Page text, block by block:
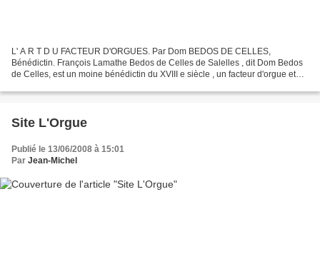
L' A R T D U FACTEUR D'ORGUES. Par Dom BEDOS DE CELLES,
Bénédictin. François Lamathe Bedos de Celles de Salelles , dit Dom Bedos
de Celles, est un moine bénédictin du XVIII e siècle , un facteur d'orgue et
Site L'Orgue
Publié le 13/06/2008 à 15:01
Par Jean-Michel